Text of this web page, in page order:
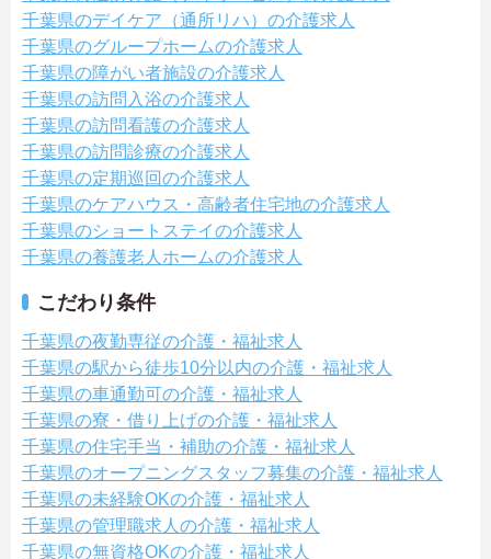
千葉県のデイケア（通所リハ）の介護求人
千葉県のグループホームの介護求人
千葉県の障がい者施設の介護求人
千葉県の訪問入浴の介護求人
千葉県の訪問看護の介護求人
千葉県の訪問診療の介護求人
千葉県の定期巡回の介護求人
千葉県のケアハウス・高齢者住宅地の介護求人
千葉県のショートステイの介護求人
千葉県の養護老人ホームの介護求人
こだわり条件
千葉県の夜勤専従の介護・福祉求人
千葉県の駅から徒歩10分以内の介護・福祉求人
千葉県の車通勤可の介護・福祉求人
千葉県の寮・借り上げの介護・福祉求人
千葉県の住宅手当・補助の介護・福祉求人
千葉県のオープニングスタッフ募集の介護・福祉求人
千葉県の未経験OKの介護・福祉求人
千葉県の管理職求人の介護・福祉求人
千葉県の無資格OKの介護・福祉求人